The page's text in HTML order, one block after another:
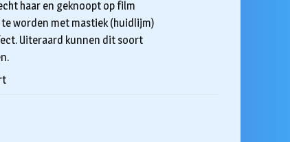
haar en geknoopt op film
worden met mastiek (huidlijm)
Uiteraard kunnen dit soort